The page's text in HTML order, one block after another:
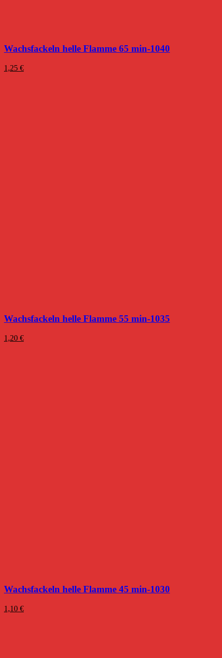
Wachsfackeln helle Flamme 65 min-1040
1,25 €
Wachsfackeln helle Flamme 55 min-1035
1,20 €
Wachsfackeln helle Flamme 45 min-1030
1,10 €